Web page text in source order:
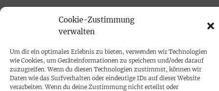
Cookie-Zustimmung
verwalten
Um dir ein optimales Erlebnis zu bieten, verwenden wir Technologien
wie Cookies, um Geräteinformationen zu speichern und/oder darauf
zuzugreifen. Wenn du diesen Technologien zustimmst, können wir
Daten wie das Surfverhalten oder eindeutige IDs auf dieser Website
verarbeiten. Wenn du deine Zustimmung nicht erteilst oder
PROKOMPAKT
Impressum
SPENDEN
Datenschutz